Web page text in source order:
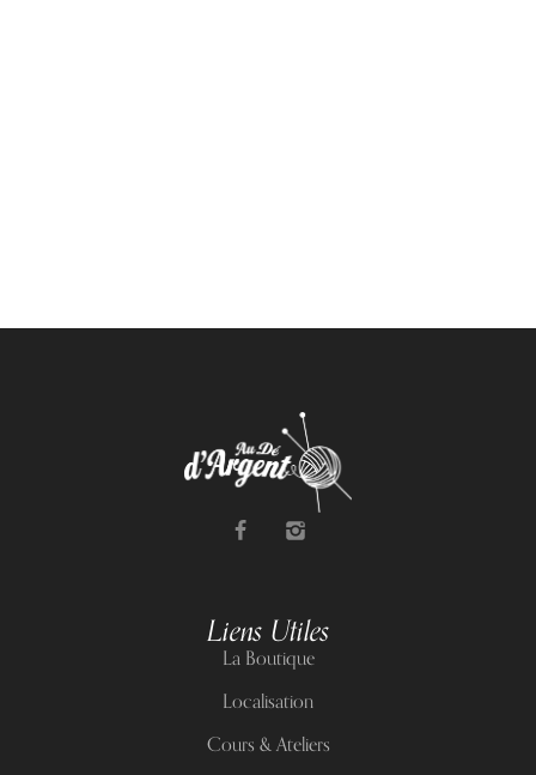
Liens Utiles
La Boutique
Localisation
Cours & Ateliers